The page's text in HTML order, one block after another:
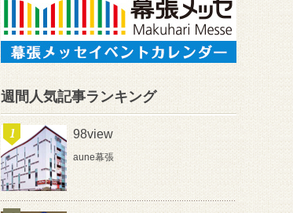
週間人気記事ランキング
98view
aune幕張